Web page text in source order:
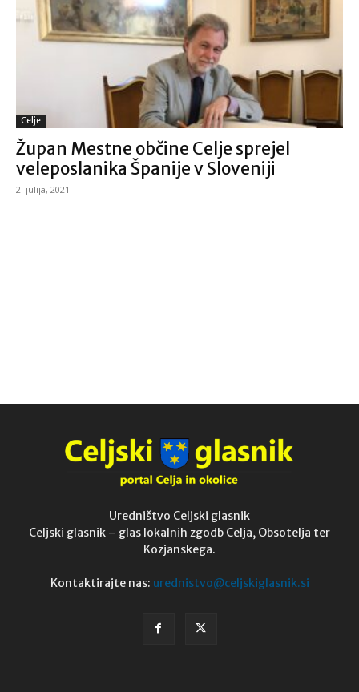
Celje
Župan Mestne občine Celje sprejel
veleposlanika Španije v Sloveniji
2. julija, 2021
Uredništvo Celjski glasnik
Celjski glasnik – glas lokalnih zgodb Celja, Obsotelja ter
Kozjanskega.
Kontaktirajte nas: urednistvo@celjskiglasnik.si